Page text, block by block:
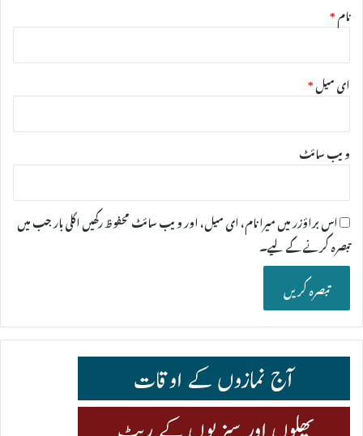
نام*
ای میل*
ویب‌ سائٹ
اس براؤزر میں میرا نام، ای میل، اور ویب سائٹ محفوظ رکھیں اگلی بار جب میں
تبصرہ کرنے کےلیے۔